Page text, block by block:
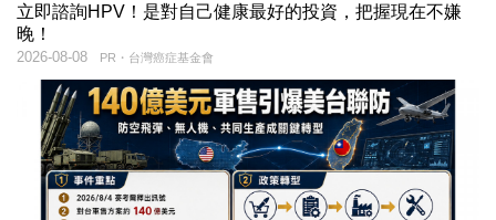
立即諮詢HPV！是對自己健康最好的投資，把握現在不嫌
晚！
PR・台灣癌症基金會
2026-08-08